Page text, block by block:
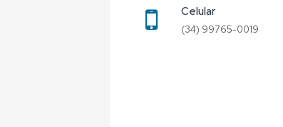
Celular
(34) 99765-0019